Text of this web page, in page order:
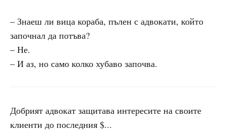
– Знаеш ли вица кораба, пълен с адвокати, който
започнал да потъва?
– Не.
– И аз, но само колко хубаво започва.
Добрият адвокат защитава интересите на своите
клиенти до последния $...